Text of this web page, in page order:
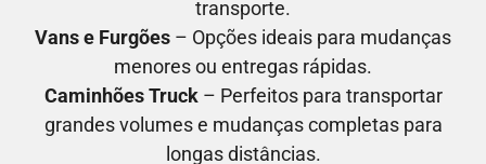
transporte.
Vans e Furgões – Opções ideais para mudanças
menores ou entregas rápidas.
Caminhões Truck– Perfeitos para transportar
grandes volumes e mudanças completas para
longas distâncias.